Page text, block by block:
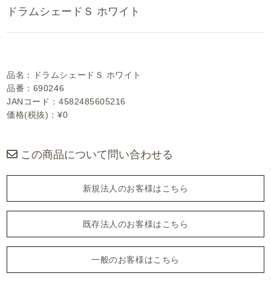
ドラムシェードＳ ホワイト
品名：ドラムシェードＳ ホワイト
品番：690246
JANコード：4582485605216
価格(税抜)：¥0
この商品について問い合わせる
新規法人のお客様はこちら
既存法人のお客様はこちら
一般のお客様はこちら